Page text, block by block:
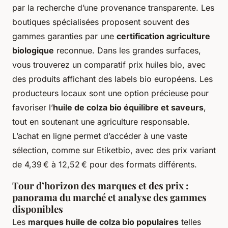
par la recherche d’une provenance transparente. Les
boutiques spécialisées proposent souvent des
gammes garanties par une certification agriculture
biologique reconnue. Dans les grandes surfaces,
vous trouverez un comparatif prix huiles bio, avec
des produits affichant des labels bio européens. Les
producteurs locaux sont une option précieuse pour
favoriser l’huile de colza bio équilibre et saveurs,
tout en soutenant une agriculture responsable.
L’achat en ligne permet d’accéder à une vaste
sélection, comme sur Etiketbio, avec des prix variant
de 4,39 € à 12,52 € pour des formats différents.
Tour d’horizon des marques et des prix :
panorama du marché et analyse des gammes
disponibles
Les marques huile de colza bio populaires telles